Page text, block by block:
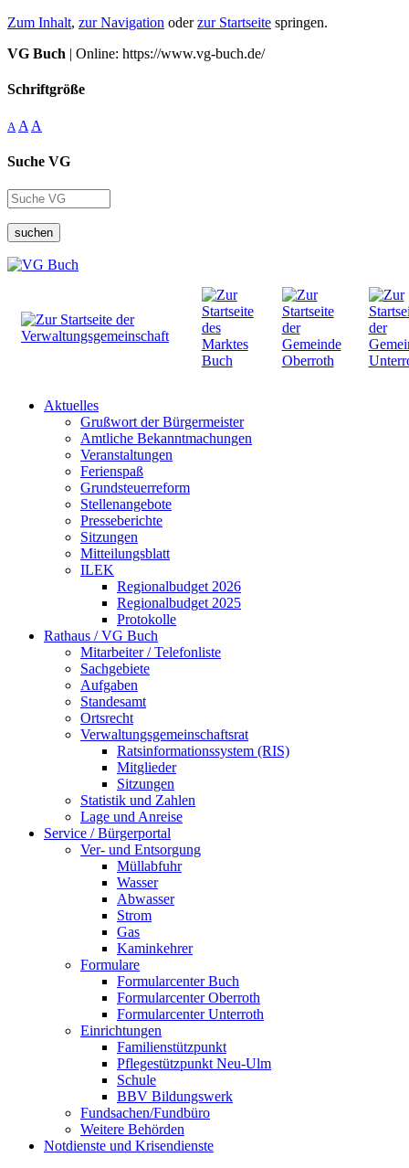
Zum Inhalt, zur Navigation oderzur Startseite springen.
VG Buch | Online: https://www.vg-buch.de/
Schriftgröße
A A A
Suche VG
suchen
Aktuelles
Grußwort der Bürgermeister
Amtliche Bekanntmachungen
Veranstaltungen
Ferienspaß
Grundsteuerreform
Stellenangebote
Presseberichte
Sitzungen
Mitteilungsblatt
ILEK
Regionalbudget 2026
Regionalbudget 2025
Protokolle
Rathaus / VG Buch
Mitarbeiter / Telefonliste
Sachgebiete
Aufgaben
Standesamt
Ortsrecht
Verwaltungsgemeinschaftsrat
Ratsinformationssystem (RIS)
Mitglieder
Sitzungen
Statistik und Zahlen
Lage und Anreise
Service / Bürgerportal
Ver- und Entsorgung
Müllabfuhr
Wasser
Abwasser
Strom
Gas
Kaminkehrer
Formulare
Formularcenter Buch
Formularcenter Oberroth
Formularcenter Unterroth
Einrichtungen
Familienstützpunkt
Pflegestützpunkt Neu-Ulm
Schule
BBV Bildungswerk
Fundsachen/Fundbüro
Weitere Behörden
Notdienste und Krisendienste